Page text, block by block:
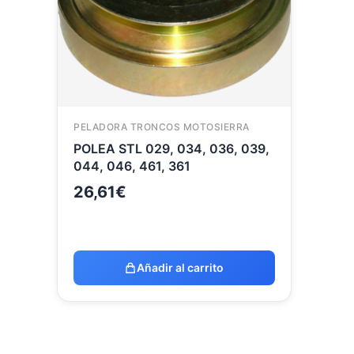
PELADORA TRONCOS MOTOSIERRA
POLEA STL 029, 034, 036, 039,
044, 046, 461, 361
26,61€
Añadir al carrito